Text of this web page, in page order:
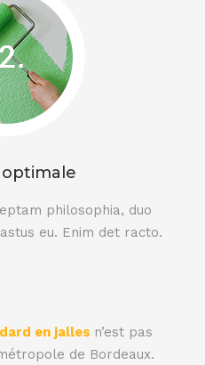
philosophia, duo
eu. Enim det racto.
en jalles n’est pas
de Bordeaux.